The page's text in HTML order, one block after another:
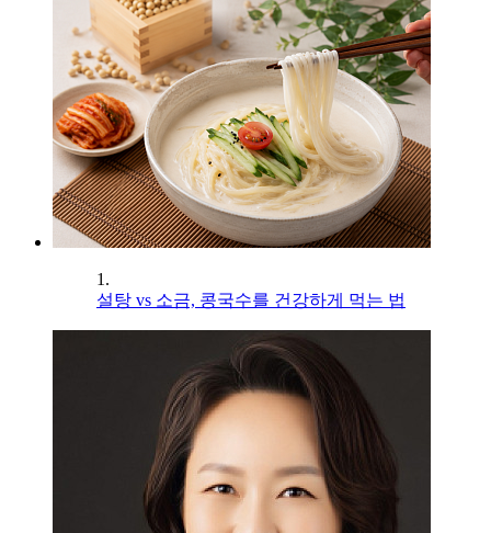
1.
설탕 vs 소금, 콩국수를 건강하게 먹는 법